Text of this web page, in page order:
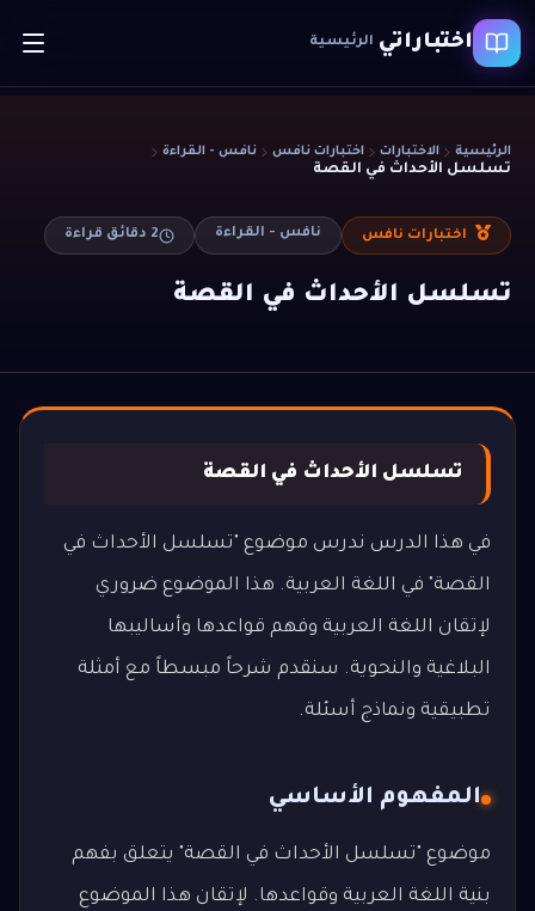
اختباراتي الرئيسية
الرئيسية الاختبارات اختبارات نافس نافس - القراءة
تسلسل الأحداث في القصة
اختبارات نافس نافس - القراءة 2 دقائق قراءة
تسلسل الأحداث في القصة
تسلسل الأحداث في القصة
في هذا الدرس ندرس موضوع "تسلسل الأحداث في
القصة" في اللغة العربية. هذا الموضوع ضروري
لإتقان اللغة العربية وفهم قواعدها وأساليبها
البلاغية والنحوية. سنقدم شرحاً مبسطاً مع أمثلة
تطبيقية ونماذج أسئلة.
المفهوم الأساسي
موضوع "تسلسل الأحداث في القصة" يتعلق بفهم
بنية اللغة العربية وقواعدها. لإتقان هذا الموضوع